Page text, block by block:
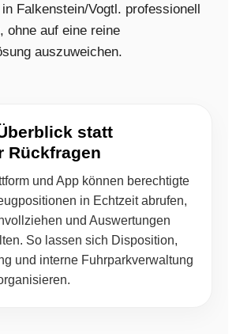
Falkenstein/Vogtl. professionell
ohne auf eine reine
auszuweichen.
statt
Rückfragen
und App können berechtigte
in Echtzeit abrufen,
und Auswertungen
So lassen sich Disposition,
und interne Fuhrparkverwaltung